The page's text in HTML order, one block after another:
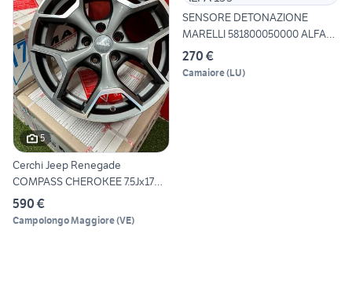
5
Cerchi Jeep Renegade
COMPASS CHEROKEE 7.5Jx17
ET39
590 €
Campolongo Maggiore(VE)
SENSORE DETONAZIONE
MARELLI 581800050000 ALFA
155
270 €
Camaiore(LU)